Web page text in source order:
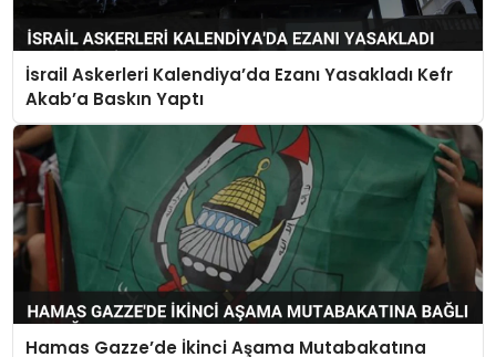
İsrail Askerleri Kalendiya’da Ezanı Yasakladı Kefr
Akab’a Baskın Yaptı
Hamas Gazze’de İkinci Aşama Mutabakatına